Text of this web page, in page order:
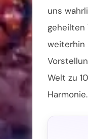
uns
geheilten
weiterhin
Welt zu